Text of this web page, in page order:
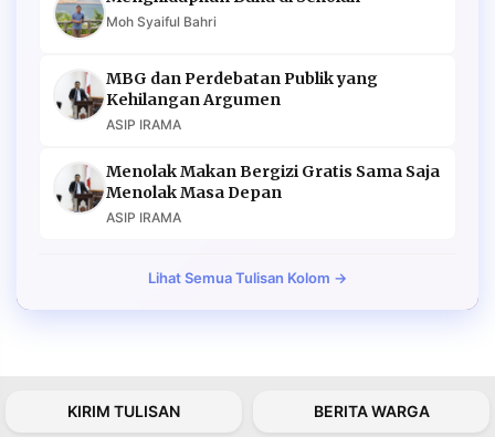
Moh Syaiful Bahri
MBG dan Perdebatan Publik yang
Kehilangan Argumen
ASIP IRAMA
Menolak Makan Bergizi Gratis Sama Saja
Menolak Masa Depan
ASIP IRAMA
Lihat Semua Tulisan Kolom →
KIRIM TULISAN BERITA WARGA